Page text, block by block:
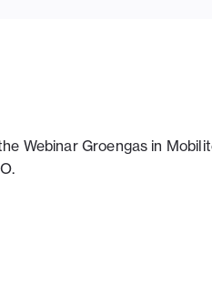
Webinar Groengas in